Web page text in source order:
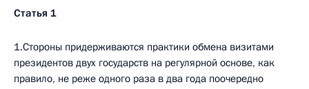
Статья 1
1.Стороны придерживаются практики обмена визитами
президентов двух государств на регулярной основе, как
правило, не реже одного раза в два года поочередно